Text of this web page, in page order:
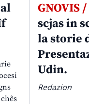
GNOVIS /
scjas in
la storie
Udin.
Redazion